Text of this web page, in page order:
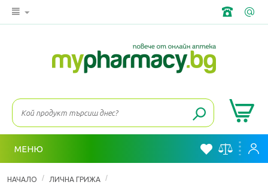
МЕНЮ
НАЧАЛО / ЛИЧНА ГРИЖА /